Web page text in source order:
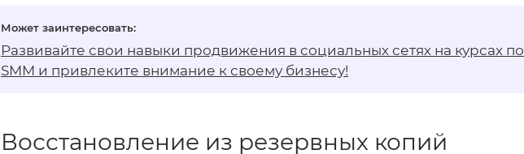
Развивайте свои навыки продвижения в социальных сетях на курсах по
SMM и привлеките внимание к своему бизнесу!
Восстановление из резервных копий